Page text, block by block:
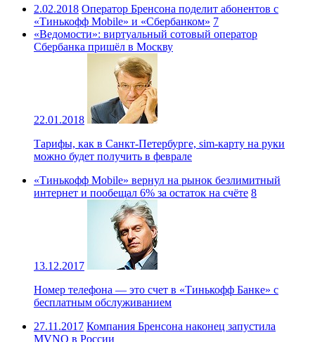
2.02.2018 Оператор Бренсона поделит абонентов с
«Тинькофф Mobile» и «Сбербанком» 7
«Ведомости»: виртуальный сотовый оператор
Сбербанка пришёл в Москву
22.01.2018
Тарифы, как в Санкт-Петербурге, sim-карту на руки
можно будет получить в феврале
«Тинькофф Mobile» вернул на рынок безлимитный
интернет и пообещал 6% за остаток на счёте 8
13.12.2017
Номер телефона — это счет в «Тинькофф Банке» с
бесплатным обслуживанием
27.11.2017 Компания Бренсона наконец запустила
MVNO в России